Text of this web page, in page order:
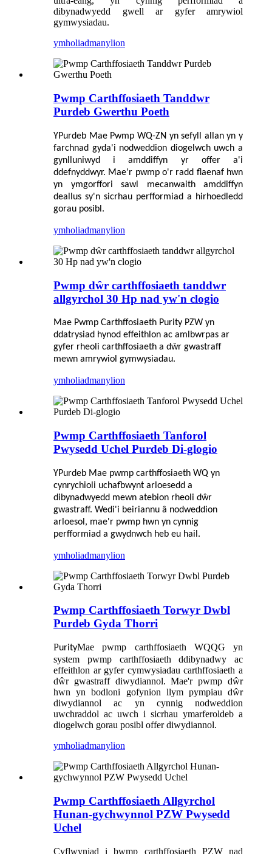
dibynadwyedd gwell ar gyfer amrywiol
gymwysiadau.
ymholiadmanylion
Pwmp Carthffosiaeth Tanddwr
Purdeb Gwerthu Poeth
YPurdeb Mae Pwmp WQ-ZN yn sefyll allan yn y
farchnad gyda'i nodweddion diogelwch uwch a
gynlluniwyd i amddiffyn yr offer a'i
ddefnyddwyr. Mae'r pwmp o'r radd flaenaf hwn
yn ymgorffori sawl mecanwaith amddiffyn
deallus sy'n sicrhau perfformiad a hirhoedledd
gorau posibl.
ymholiadmanylion
Pwmp dŵr carthffosiaeth tanddwr
allgyrchol 30 Hp nad yw'n clogio
Mae Pwmp Carthffosiaeth Purity PZW yn
ddatrysiad hynod effeithlon ac amlbwrpas ar
gyfer rheoli carthffosiaeth a dŵr gwastraff
mewn amrywiol gymwysiadau.
ymholiadmanylion
Pwmp Carthffosiaeth Tanforol
Pwysedd Uchel Purdeb Di-glogio
YPurdeb Mae pwmp carthffosiaeth WQ yn
cynrychioli uchafbwynt arloesedd a
dibynadwyedd mewn atebion rheoli dŵr
gwastraff. Wedi'i beiriannu â nodweddion
arloesol, mae'r pwmp hwn yn cynnig
perfformiad a gwydnwch heb eu hail.
ymholiadmanylion
Pwmp Carthffosiaeth Torwyr Dwbl
Purdeb Gyda Thorri
PurityMae pwmp carthffosiaeth WQQG yn
system pwmp carthffosiaeth ddibynadwy ac
effeithlon ar gyfer cymwysiadau carthffosiaeth a
dŵr gwastraff diwydiannol. Mae'r pwmp dŵr
hwn yn bodloni gofynion llym pympiau dŵr
diwydiannol ac yn cynnig nodweddion
uwchraddol ac uwch i sicrhau ymarferoldeb a
diogelwch gorau posibl offer diwydiannol.
ymholiadmanylion
Pwmp Carthffosiaeth Allgyrchol
Hunan-gychwynnol PZW Pwysedd
Uchel
Cyflwyniad i bwmp carthffosiaeth PZW nad